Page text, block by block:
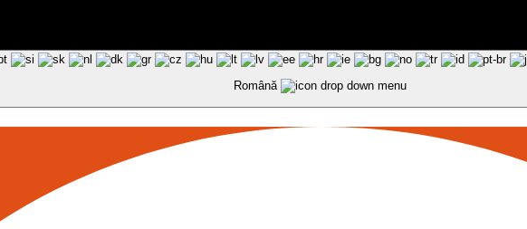
Română